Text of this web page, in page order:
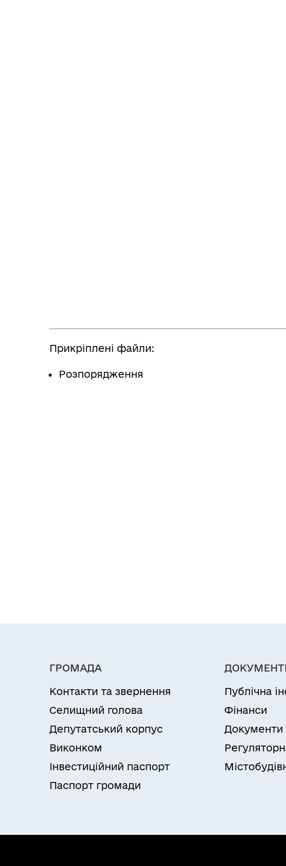
Прикріплені файли:
Розпорядження
ГРОМАДА
Контакти та звернення
Селищний голова
Депутатський корпус
Виконком
Інвестиційний паспорт
Паспорт громади
Публічна
Фінанси